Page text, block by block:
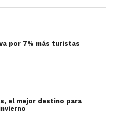
va por 7% más turistas
el mejor destino para